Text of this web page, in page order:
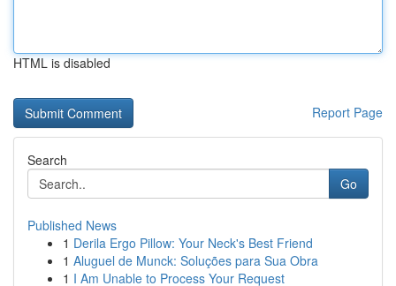
HTML is disabled
Report Page
Search
Go
Published News
1 Derila Ergo Pillow: Your Neck's Best Friend
1 Aluguel de Munck: Soluções para Sua Obra
1 I Am Unable to Process Your Request